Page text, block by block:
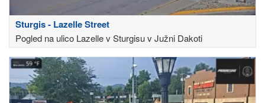
Sturgis - Lazelle Street
Pogled na ulico Lazelle v Sturgisu v Južni Dakoti